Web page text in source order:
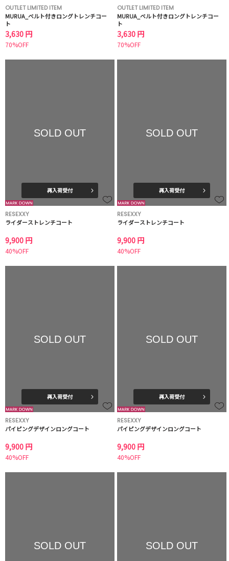
OUTLET LIMITED ITEM
MURUA_ベルト付きロングトレンチコー
ト
3,630 円
70%OFF
OUTLET LIMITED ITEM
MURUA_ベルト付きロングトレンチコー
ト
3,630 円
70%OFF
SOLD OUT
再入荷受付
RESEXXY
ライダーストレンチコート
9,900 円
40%OFF
SOLD OUT
再入荷受付
RESEXXY
ライダーストレンチコート
9,900 円
40%OFF
SOLD OUT
再入荷受付
RESEXXY
パイピングデザインロングコート
9,900 円
40%OFF
SOLD OUT
再入荷受付
RESEXXY
パイピングデザインロングコート
9,900 円
40%OFF
SOLD OUT SOLD OUT